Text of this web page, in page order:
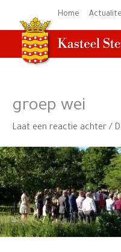
inhoud
Home
groep wei
Laat een reactie achter /